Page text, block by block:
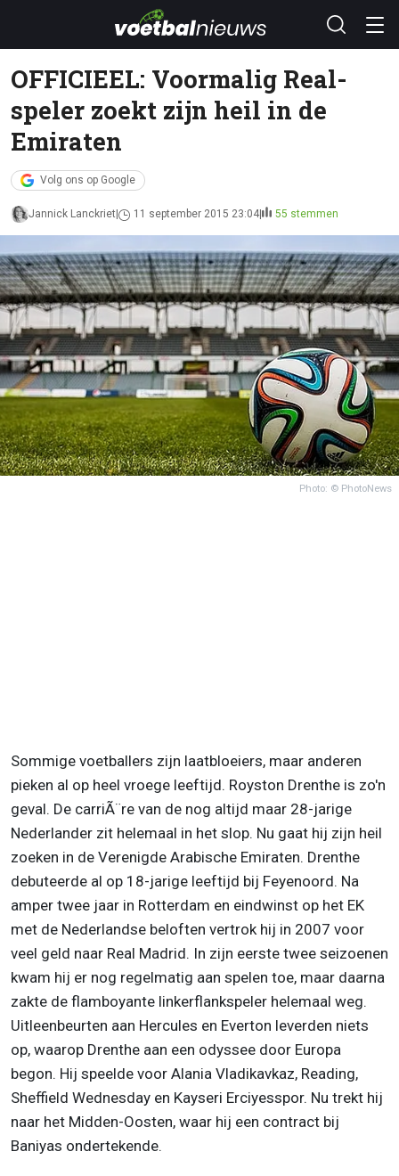
OFFICIEEL: Voormalig Real-
speler zoekt zijn heil in de
Emiraten
Volg ons op Google
Jannick Lanckriet 11 september 2015 23:04 55 stemmen
Photo: © PhotoNews
Sommige voetballers zijn laatbloeiers, maar anderen
pieken al op heel vroege leeftijd. Royston Drenthe is zo'n
geval. De carriÃ¨re van de nog altijd maar 28-jarige
Nederlander zit helemaal in het slop. Nu gaat hij zijn heil
zoeken in de Verenigde Arabische Emiraten. Drenthe
debuteerde al op 18-jarige leeftijd bij Feyenoord. Na
amper twee jaar in Rotterdam en eindwinst op het EK
met de Nederlandse beloften vertrok hij in 2007 voor
veel geld naar Real Madrid. In zijn eerste twee seizoenen
kwam hij er nog regelmatig aan spelen toe, maar daarna
zakte de flamboyante linkerflankspeler helemaal weg.
Uitleenbeurten aan Hercules en Everton leverden niets
op, waarop Drenthe aan een odyssee door Europa
begon. Hij speelde voor Alania Vladikavkaz, Reading,
Sheffield Wednesday en Kayseri Erciyesspor. Nu trekt hij
naar het Midden-Oosten, waar hij een contract bij
Baniyas ondertekende.